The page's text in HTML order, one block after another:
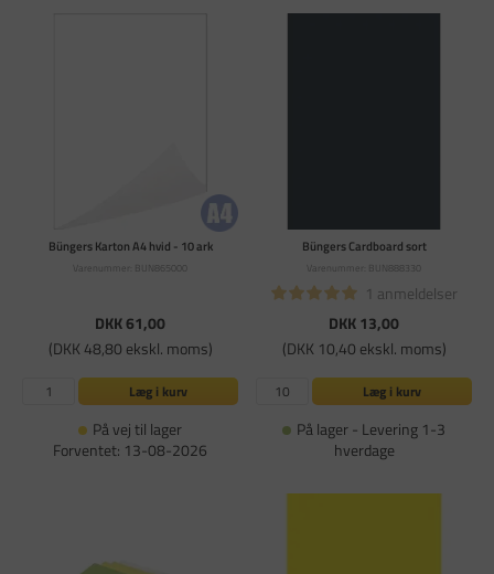
Büngers Karton A4 hvid - 10 ark
Varenummer: BUN865000
DKK 61,00
(DKK 48,80 ekskl. moms)
Læg i kurv
På vej til lager
Forventet: 13-08-2026
Büngers Cardboard sort
Varenummer: BUN888330
1 anmeldelser
DKK 13,00
(DKK 10,40 ekskl. moms)
Læg i kurv
På lager - Levering 1-3
hverdage